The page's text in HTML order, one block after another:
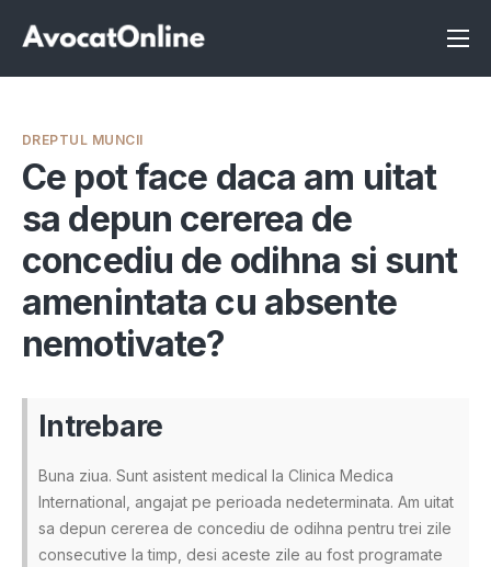
Înscrie-te ca avocat
Servicii
Despre noi
Programeaza consultanta
Intrebari
DREPTUL MUNCII
Ce pot face daca am uitat
sa depun cererea de
concediu de odihna si sunt
amenintata cu absente
nemotivate?
Intrebare
Buna ziua. Sunt asistent medical la Clinica Medica
International, angajat pe perioada nedeterminata. Am uitat
sa depun cererea de concediu de odihna pentru trei zile
consecutive la timp, desi aceste zile au fost programate